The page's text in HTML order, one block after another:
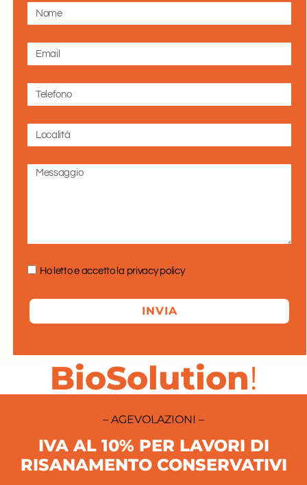
Ho letto e accetto la privacy policy
INVIA
BioSolution!
– AGEVOLAZIONI –
IVA AL 10% PER LAVORI DI
RISANAMENTO CONSERVATIVI